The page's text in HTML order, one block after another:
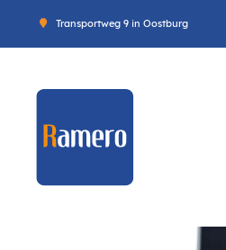
Transportweg 9 in Oostburg